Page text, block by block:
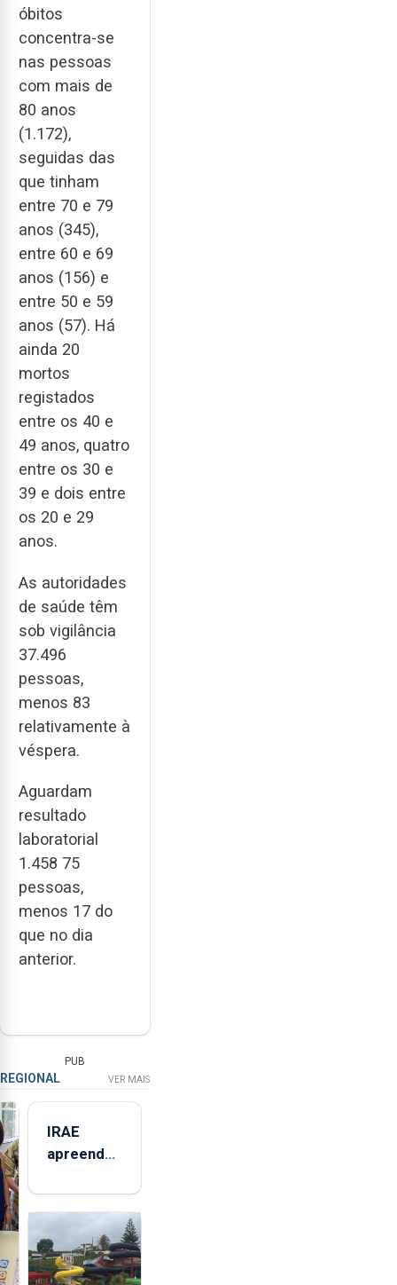
óbitos
concentra-se
nas pessoas
com mais de
80 anos
(1.172),
seguidas das
que tinham
entre 70 e 79
anos (345),
entre 60 e 69
anos (156) e
entre 50 e 59
anos (57). Há
ainda 20
mortos
registados
entre os 40 e
49 anos, quatro
entre os 30 e
39 e dois entre
os 20 e 29
anos.
As autoridades
de saúde têm
sob vigilância
37.496
pessoas,
menos 83
relativamente à
véspera.
Aguardam
resultado
laboratorial
1.458 75
pessoas,
menos 17 do
que no dia
anterior.
PUB
REGIONAL VER MAIS
IRAE
apreendeu
toneladas
de
alimentos
entre